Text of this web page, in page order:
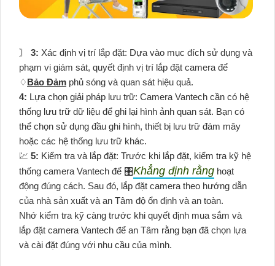
〙 3: Xác định vị trí lắp đặt: Dựa vào mục đích sử dụng và
phạm vi giám sát, quyết định vị trí lắp đặt camera để
♢Bảo Đảm phủ sóng và quan sát hiệu quả.
4: Lựa chọn giải pháp lưu trữ: Camera Vantech cần có hệ
thống lưu trữ dữ liệu để ghi lại hình ảnh quan sát. Bạn có
thể chọn sử dụng đầu ghi hình, thiết bị lưu trữ đám mây
hoặc các hệ thống lưu trữ khác.
💹 5: Kiểm tra và lắp đặt: Trước khi lắp đặt, kiểm tra kỹ hệ
thống camera Vantech để 🎛Khẳng định rằng hoạt
động đúng cách. Sau đó, lắp đặt camera theo hướng dẫn
của nhà sản xuất và an Tâm độ ổn định và an toàn.
Nhớ kiểm tra kỹ càng trước khi quyết định mua sắm và
lắp đặt camera Vantech để an Tâm rằng bạn đã chọn lựa
và cài đặt đúng với nhu cầu của mình.